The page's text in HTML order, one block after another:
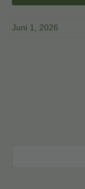
Juni 1, 2026